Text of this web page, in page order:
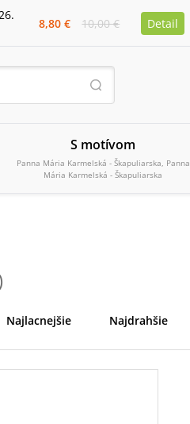
8,80 € 10,00 € Detail
S motívom
Panna Mária Karmelská - Škapuliarska, Panna
Mária Karmelská - Škapuliarska
Najlacnejšie Najdrahšie